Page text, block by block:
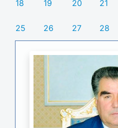
18 19 20 21
25 26 27 28